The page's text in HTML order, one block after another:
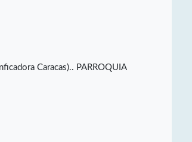
Caracas).. PARROQUIA